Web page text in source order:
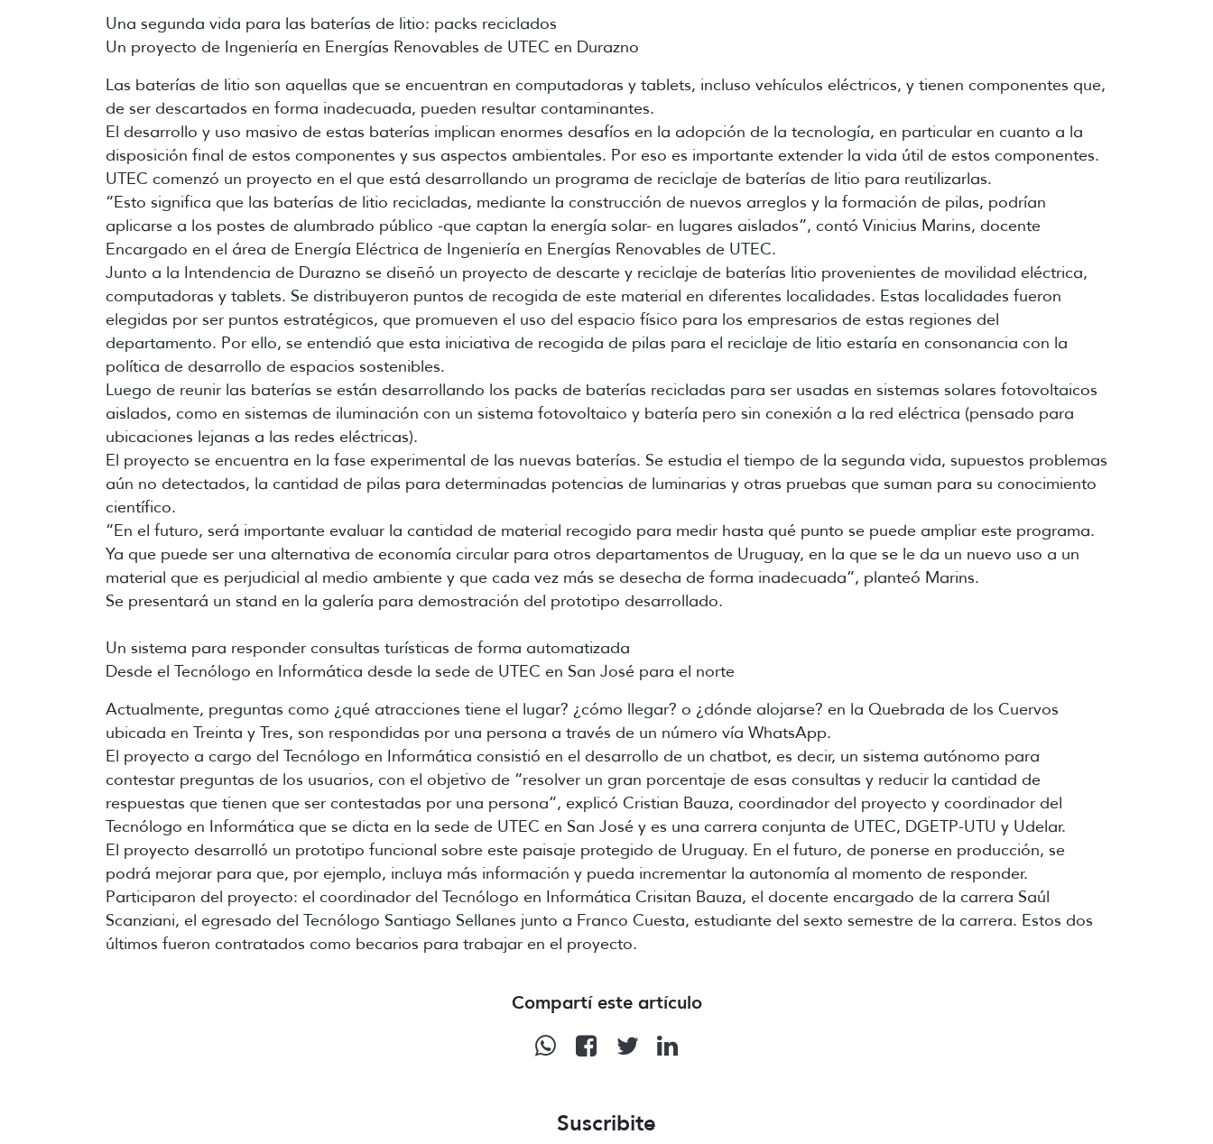
Una segunda vida para las baterías de litio: packs reciclados
Un proyecto de Ingeniería en Energías Renovables de UTEC en Durazno
Las baterías de litio son aquellas que se encuentran en computadoras y tablets, incluso vehículos eléctricos, y tienen componentes que,
de ser descartados en forma inadecuada, pueden resultar contaminantes.
El desarrollo y uso masivo de estas baterías implican enormes desafíos en la adopción de la tecnología, en particular en cuanto a la
disposición final de estos componentes y sus aspectos ambientales. Por eso es importante extender la vida útil de estos componentes.
UTEC comenzó un proyecto en el que está desarrollando un programa de reciclaje de baterías de litio para reutilizarlas.
“Esto significa que las baterías de litio recicladas, mediante la construcción de nuevos arreglos y la formación de pilas, podrían
aplicarse a los postes de alumbrado público -que captan la energía solar- en lugares aislados”, contó Vinicius Marins, docente
Encargado en el área de Energía Eléctrica de Ingeniería en Energías Renovables de UTEC.
Junto a la Intendencia de Durazno se diseñó un proyecto de descarte y reciclaje de baterías litio provenientes de movilidad eléctrica,
computadoras y tablets. Se distribuyeron puntos de recogida de este material en diferentes localidades. Estas localidades fueron
elegidas por ser puntos estratégicos, que promueven el uso del espacio físico para los empresarios de estas regiones del
departamento. Por ello, se entendió que esta iniciativa de recogida de pilas para el reciclaje de litio estaría en consonancia con la
política de desarrollo de espacios sostenibles.
Luego de reunir las baterías se están desarrollando los packs de baterías recicladas para ser usadas en sistemas solares fotovoltaicos
aislados, como en sistemas de iluminación con un sistema fotovoltaico y batería pero sin conexión a la red eléctrica (pensado para
ubicaciones lejanas a las redes eléctricas).
El proyecto se encuentra en la fase experimental de las nuevas baterías. Se estudia el tiempo de la segunda vida, supuestos problemas
aún no detectados, la cantidad de pilas para determinadas potencias de luminarias y otras pruebas que suman para su conocimiento
científico.
“En el futuro, será importante evaluar la cantidad de material recogido para medir hasta qué punto se puede ampliar este programa.
Ya que puede ser una alternativa de economía circular para otros departamentos de Uruguay, en la que se le da un nuevo uso a un
material que es perjudicial al medio ambiente y que cada vez más se desecha de forma inadecuada”, planteó Marins.
Se presentará un stand en la galería para demostración del prototipo desarrollado.
Un sistema para responder consultas turísticas de forma automatizada
Desde el Tecnólogo en Informática desde la sede de UTEC en San José para el norte
Actualmente, preguntas como ¿qué atracciones tiene el lugar? ¿cómo llegar? o ¿dónde alojarse? en la Quebrada de los Cuervos
ubicada en Treinta y Tres, son respondidas por una persona a través de un número vía WhatsApp.
El proyecto a cargo del Tecnólogo en Informática consistió en el desarrollo de un chatbot, es decir, un sistema autónomo para
contestar preguntas de los usuarios, con el objetivo de “resolver un gran porcentaje de esas consultas y reducir la cantidad de
respuestas que tienen que ser contestadas por una persona”, explicó Cristian Bauza, coordinador del proyecto y coordinador del
Tecnólogo en Informática que se dicta en la sede de UTEC en San José y es una carrera conjunta de UTEC, DGETP-UTU y Udelar.
El proyecto desarrolló un prototipo funcional sobre este paisaje protegido de Uruguay. En el futuro, de ponerse en producción, se
podrá mejorar para que, por ejemplo, incluya más información y pueda incrementar la autonomía al momento de responder.
Participaron del proyecto: el coordinador del Tecnólogo en Informática Crisitan Bauza, el docente encargado de la carrera Saúl
Scanziani, el egresado del Tecnólogo Santiago Sellanes junto a Franco Cuesta, estudiante del sexto semestre de la carrera. Estos dos
últimos fueron contratados como becarios para trabajar en el proyecto.
Compartí este artículo
Suscribite